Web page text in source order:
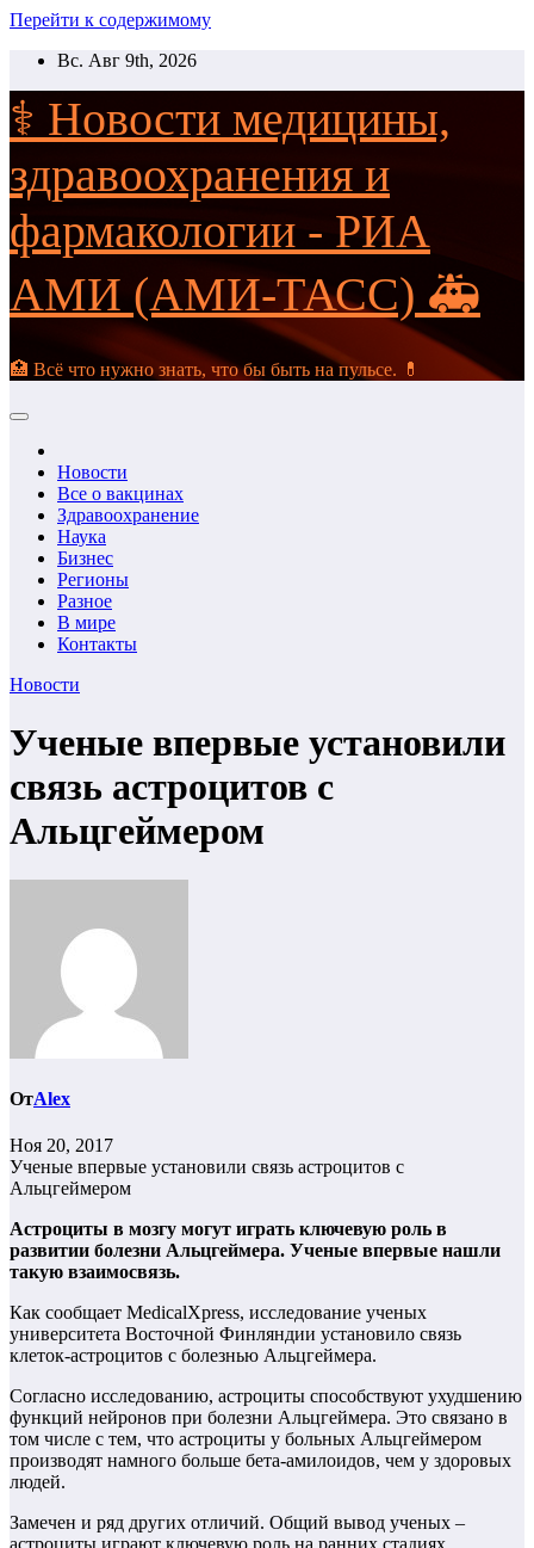
Перейти к содержимому
Вс. Авг 9th, 2026
⚕️ Новости медицины,
здравоохранения и
фармакологии - РИА
АМИ (АМИ-ТАСС) 🚑
🏥 Всё что нужно знать, что бы быть на пульсе. 💊
Новости
Все о вакцинах
Здравоохранение
Наука
Бизнес
Регионы
Разное
В мире
Контакты
Новости
Ученые впервые установили
связь астроцитов с
Альцгеймером
ОтAlex
Ноя 20, 2017
Ученые впервые установили связь астроцитов с
Альцгеймером
Астроциты в мозгу могут играть ключевую роль в
развитии болезни Альцгеймера. Ученые впервые нашли
такую взаимосвязь.
Как сообщает MedicalXpress, исследование ученых
университета Восточной Финляндии установило связь
клеток-астроцитов с болезнью Альцгеймера.
Согласно исследованию, астроциты способствуют ухудшению
функций нейронов при болезни Альцгеймера. Это связано в
том числе с тем, что астроциты у больных Альцгеймером
производят намного больше бета-амилоидов, чем у здоровых
людей.
Замечен и ряд других отличий. Общий вывод ученых –